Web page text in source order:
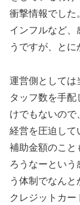
衝撃情報でした
インフルなど、
うですが、とに
運営側としては
タッフ数を手
けでもないので
経営を圧迫して
補助金額のこと
ろうなーという
う体制でなんと
クレジットカ